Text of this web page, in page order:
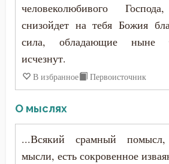
Смертная память
Смех
Смирение
Смысл жизни
Совершенство
человеколюбивого
снизойдет на тебя Божия
сила, обладающие ныне
исчезнут.
В избранное Первоисточник
О мыслях
...Всякий срамный
мысли, есть сокровенное